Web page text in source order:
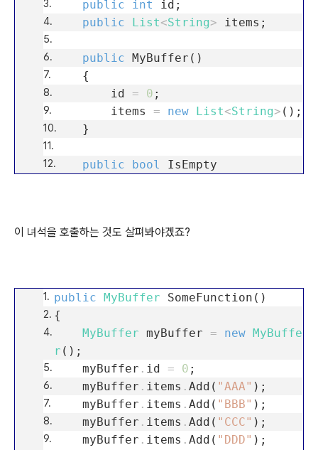
public
int
id;
public
List<String> items;
public MyBuffer()
{
id = 0 ;
items = new List<String> ();
}
public bool
IsEmpty
}
{
id
items
public
Clone()
MyBuffer this .
rwiseClone();
이 녀석을 호출하는 것도 살펴봐야겠죠?
public MyBuffer SomeFunction()
{
MyBuffer myBuffer = new MyBuffe
r ();
myBuffer . id = 0 ;
myBuffer . items . Add( "AAA" );
myBuffer . items . Add( "BBB" );
myBuffer . items . Add( "CCC" );
myBuffer . items . Add( "DDD" );